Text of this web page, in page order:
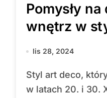
Pomysły
wnętrz w
lis 28, 2024
Styl art deco, który zyskał popularność
w latach 20. i 30.